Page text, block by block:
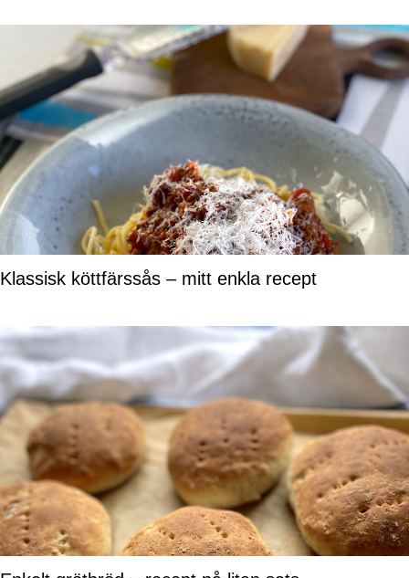
Klassisk köttfärssås – mitt enkla recept